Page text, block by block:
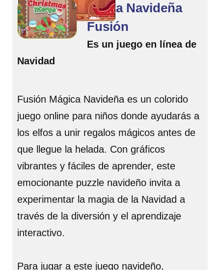
Magia Navideña
Fusión
Es un juego en línea de
Navidad
Fusión Mágica Navideña es un colorido
juego online para niños donde ayudarás a
los elfos a unir regalos mágicos antes de
que llegue la helada. Con gráficos
vibrantes y fáciles de aprender, este
emocionante puzzle navideño invita a
experimentar la magia de la Navidad a
través de la diversión y el aprendizaje
interactivo.
Para jugar a este juego navideño,